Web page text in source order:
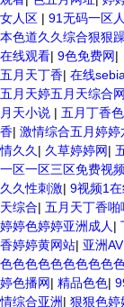
女人区 | 91无码一区
本色道久久综合狠狠
在线观看| 9色免费网|
五月天丁香| 在线
五月天婷五月天综合
月天小说 | 五月丁香
香| 激情综合五月婷婷
情久久 | 久草婷婷网|
一区一区三区免费视
久久性刺激| 9视频1
天综合| 五月天丁香啪
婷婷色婷婷亚洲成人 |
香婷婷黄网站| 亚洲
色色色色色色色色色
婷色播网| 精品色色|
情综合亚洲| 狠狠色婷